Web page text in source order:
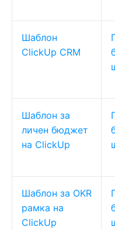
Шаблон
ClickUp CRM
Шаблон за
личен бюджет
на ClickUp
Шаблон за OKR
рамка на
ClickUp